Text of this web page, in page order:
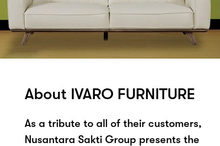
About IVARO FURNITURE
As a tribute to all of their customers,
Nusantara Sakti Group presents the